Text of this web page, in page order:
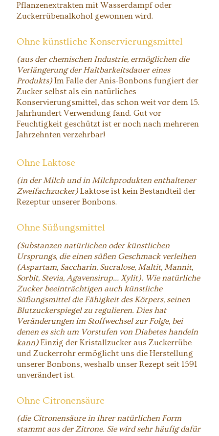
Pflanzenextrakten mit Wasserdampf oder
Zuckerrübenalkohol gewonnen wird.
Ohne künstliche Konservierungsmittel
(aus der chemischen Industrie, ermöglichen die
Verlängerung der Haltbarkeitsdauer eines
Produkts)Im Falle der Anis-Bonbons fungiert der
Zucker selbst als ein natürliches
Konservierungsmittel, das schon weit vor dem 15.
Jahrhundert Verwendung fand. Gut vor
Feuchtigkeit geschützt ist er noch nach mehreren
Jahrzehnten verzehrbar!
Ohne Laktose
(in der Milch und in Milchprodukten enthaltener
Zweifachzucker)Laktose ist kein Bestandteil der
Rezeptur unserer Bonbons.
Ohne Süßungsmittel
(Substanzen natürlichen oder künstlichen
Ursprungs, die einen süßen Geschmack verleihen
(Aspartam, Saccharin, Sucralose, Maltit, Mannit,
Sorbit, Stevia, Agavensirup… Xylit). Wie natürliche
Zucker beeinträchtigen auch künstliche
Süßungsmittel die Fähigkeit des Körpers, seinen
Blutzuckerspiegel zu regulieren. Dies hat
Veränderungen im Stoffwechsel zur Folge, bei
denen es sich um Vorstufen von Diabetes handeln
kann) Einzig der Kristallzucker aus Zuckerrübe
und Zuckerrohr ermöglicht uns die Herstellung
unserer Bonbons, weshalb unser Rezept seit 1591
unverändert ist.
Ohne Citronensäure
(die Citronensäure in ihrer natürlichen Form
stammt aus der Zitrone. Sie wird sehr häufig dafür